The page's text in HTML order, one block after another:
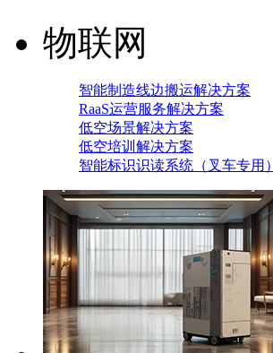
物联网
智能制造线边搬运解决方案
RaaS运营服务解决方案
低空场景解决方案
低空培训解决方案
智能标识识读系统（叉车专用）